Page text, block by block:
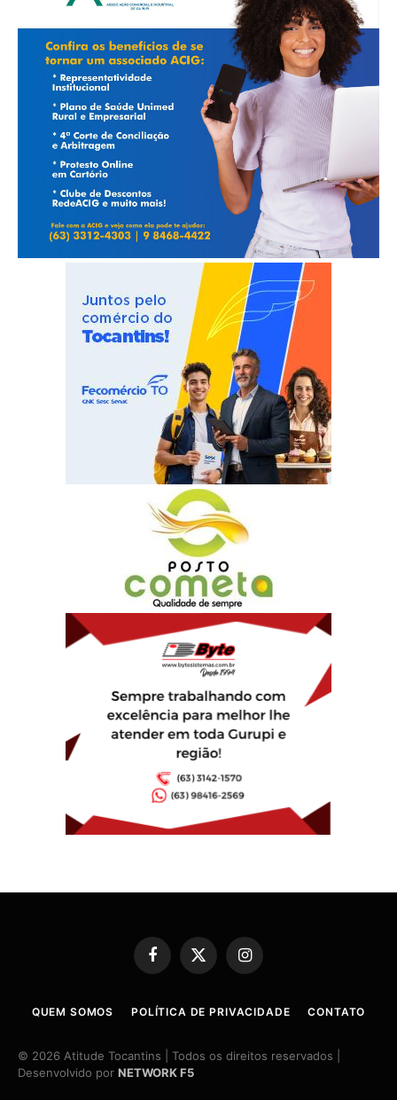
Facebook
X
Instagram
QUEM SOMOS POLÍTICA DE PRIVACIDADE CONTATO
© 2026 Atitude Tocantins | Todos os direitos reservados |
Desenvolvido por NETWORK F5